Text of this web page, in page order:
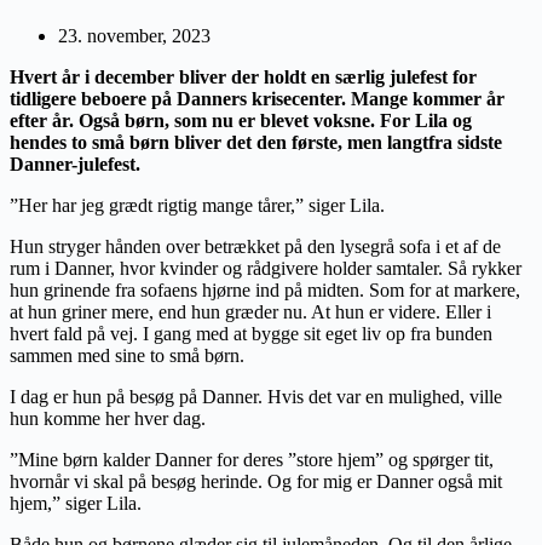
23. november, 2023
Hvert år i december bliver der holdt en særlig julefest for
tidligere beboere på Danners krisecenter. Mange kommer år
efter år. Også børn, som nu er blevet voksne. For Lila og
hendes to små børn bliver det den første, men langtfra sidste
Danner-julefest.
”Her har jeg grædt rigtig mange tårer,” siger Lila.
Hun stryger hånden over betrækket på den lysegrå sofa i et af de
rum i Danner, hvor kvinder og rådgivere holder samtaler. Så rykker
hun grinende fra sofaens hjørne ind på midten. Som for at markere,
at hun griner mere, end hun græder nu. At hun er videre. Eller i
hvert fald på vej. I gang med at bygge sit eget liv op fra bunden
sammen med sine to små børn.
I dag er hun på besøg på Danner. Hvis det var en mulighed, ville
hun komme her hver dag.
”Mine børn kalder Danner for deres ”store hjem” og spørger tit,
hvornår vi skal på besøg herinde. Og for mig er Danner også mit
hjem,” siger Lila.